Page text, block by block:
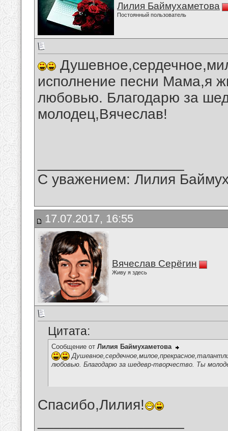
Лилия Баймухаметова
Постоянный пользователь
исполнение песни Мама,я
любовью. Благодарю за
молодец,Вячеслав!
С уважением: Лилия
17.07.2017, 16:55
Вячеслав Серёгин
Живу я здесь
Цитата:
Сообщение от Лилия Баймухаметова
любовью. Благодарю за шедевр-творчество. Ты
Спасибо,Лилия!